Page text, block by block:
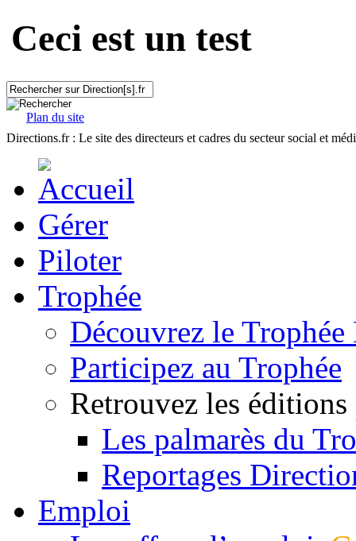
Ceci est un test
Plan du site
Directions.fr : Le site des directeurs et cadres du secteur social et
Gérer
Piloter
Trophée
Découvrez le
Participez au Trophée
Retrouvez les éditions
Les palmarès du
Reportages
Emploi